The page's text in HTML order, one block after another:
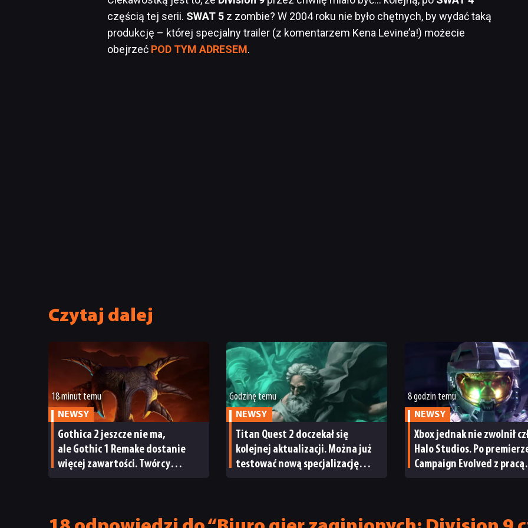
częścią tej serii. SWAT 5 z zombie? W 2004 roku nie było chętnych, by wydać taką
produkcję – której specjalny trailer (z komentarzem Kena Levine’a!) możecie
obejrzeć POD TYM ADRESEM.
Czytaj dalej
18 minut temu
NEWSY
Gothica 2 jeszcze nie ma,
ale Gothic 1 Remake dostanie
więcej zawartości. Twórcy
Godzinę temu
NEWSY
Titan Quest 2 doczekał się
kolejnej aktualizacji. Można już
testować nową specjalizację
8 godzin temu
NEWSY
Xbox jednak nie zwolnił
Halo Studios. Po
Campaign Evolved z pracą